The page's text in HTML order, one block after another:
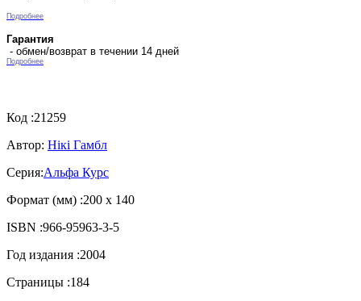
Подробнее
Гарантия
- обмен/возврат в течении 14 дней
Подробнее
Код :21259
Автор: Нікі Гамбл
Серия:Альфа Курс
Формат (мм) :200 х 140
ISBN :966-95963-3-5
Год издания :2004
Страницы :184